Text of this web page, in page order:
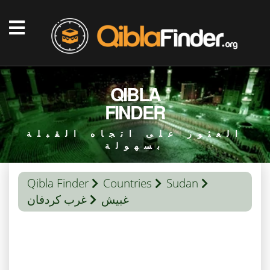
QIBLA
FINDER
العثور على اتجاه القبلة
بسهولة
Qibla Finder Countries
Sudan
غرب كردفان
غبيش